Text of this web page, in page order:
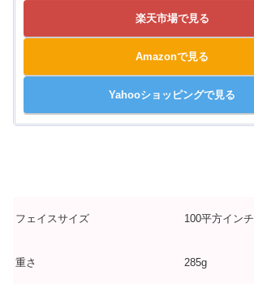
楽天市場で見る
Amazonで見る
Yahooショッピングで見る
フェイスサイズ 100平方インチ
重さ 285g